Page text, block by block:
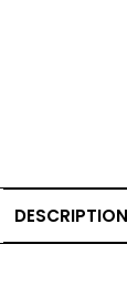
DESCRIPTION